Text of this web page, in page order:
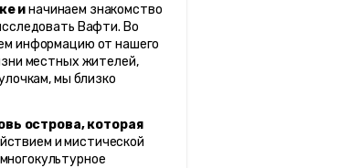
и начинаем знакомство
Вафти. Во
информацию от нашего
местных жителей,
мы близко
острова, которая
и мистической